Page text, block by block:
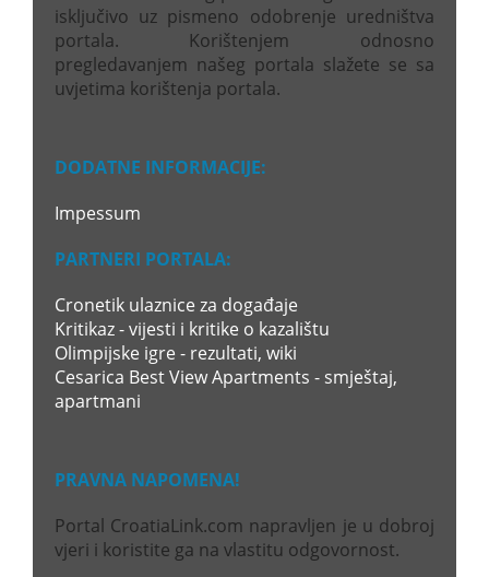
isključivo uz pismeno odobrenje uredništva
portala. Korištenjem odnosno
pregledavanjem našeg portala slažete se sa
uvjetima korištenja portala.
DODATNE INFORMACIJE:
Impessum
PARTNERI PORTALA:
Cronetik ulaznice za događaje
Kritikaz - vijesti i kritike o kazalištu
Olimpijske igre - rezultati, wiki
Cesarica Best View Apartments - smještaj,
apartmani
PRAVNA NAPOMENA!
Portal CroatiaLink.com napravljen je u dobroj
vjeri i koristite ga na vlastitu odgovornost.